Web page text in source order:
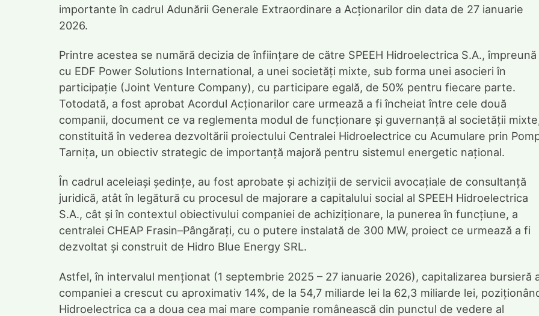
importante în cadrul Adunării Generale Extraordinare a Acționarilor din data de 27 ianuarie
2026.
Printre acestea se numără decizia de înființare de către SPEEH Hidroelectrica S.A., împreună
cu EDF Power Solutions International, a unei societăți mixte, sub forma unei asocieri în
participație (Joint Venture Company), cu participare egală, de 50% pentru fiecare parte.
Totodată, a fost aprobat Acordul Acționarilor care urmează a fi încheiat între cele două
companii, document ce va reglementa modul de funcționare și guvernanță al societății
constituită în vederea dezvoltării proiectului Centralei Hidroelectrice cu Acumulare prin
Tarnița, un obiectiv strategic de importanță majoră pentru sistemul energetic național.
În cadrul aceleiași ședințe, au fost aprobate și achiziții de servicii avocațiale de consultanță
juridică, atât în legătură cu procesul de majorare a capitalului social al SPEEH Hidroelectrica
S.A., cât și în contextul obiectivului companiei de achiziționare, la punerea în funcțiune, a
centralei CHEAP Frasin–Pângărați, cu o putere instalată de 300 MW, proiect ce urmează a fi
dezvoltat și construit de Hidro Blue Energy SRL.
Astfel, în intervalul menționat (1 septembrie 2025 – 27 ianuarie 2026), capitalizarea bursieră
companiei a crescut cu aproximativ 14%, de la 54,7 miliarde lei la 62,3 miliarde lei,
Hidroelectrica ca a doua cea mai mare companie românească din punctul de vedere al